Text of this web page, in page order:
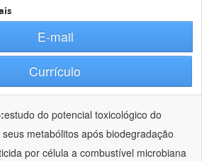
E-mail
Currículo
estudo do potencial toxicológico do
metabólitos após biodegradação
por célula a combustível microbiana